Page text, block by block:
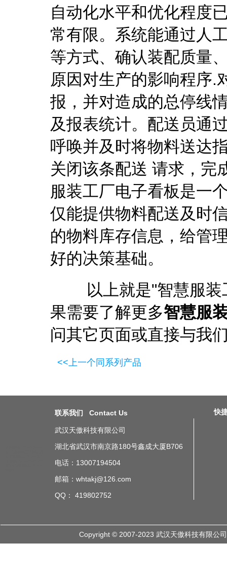
自动化水平和优化程度
常有限。系统能通过人
等方式、确认装配质量
原因对生产的影响程序.
报，并对造成的总停线
及报表统计。配送员通
呼唤并及时将物料送达
关闭该条配送 请求，完
服装工厂电子看板是一
仅能提供物料配送及时
的物料库存信息，给管
好的决策基础。
以上就是"智慧服装
果需要了解更多智慧服
问其它页面或直接与我
<<上一个同系列产品
联系我们 Contact Us
武汉天傲科技有限公司
湖北省武汉市南京路180号鑫成大厦B706
电话：13007194504
邮箱：whtakj@126.com
QQ： 419802752
快
Copyright © 2007-2023 武汉天傲科技有限